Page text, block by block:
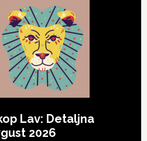
Lav: Detaljna
2026